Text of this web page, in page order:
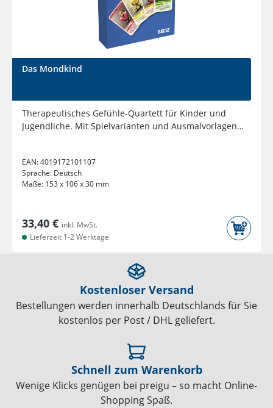
Das Mondkind
Therapeutisches Gefühle-Quartett für Kinder und
Jugendliche. Mit Spielvarianten und Ausmalvorlagen
EAN:4019172101107
Sprache: Deutsch
Maße: 153 x 106 x 30 mm
33,40 € inkl. MwSt.
Lieferzeit 1-2 Werktage
Kostenloser Versand
Bestellungen werden innerhalb Deutschlands für Sie
kostenlos per Post / DHL geliefert.
Schnell zum Warenkorb
Wenige Klicks genügen bei preigu – so macht Online-
Shopping Spaß.